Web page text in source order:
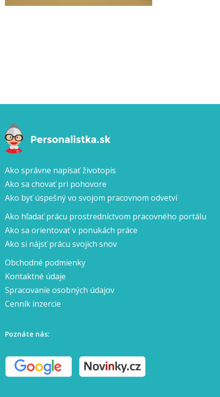
Ako správne napísať životopis
Ako sa chovať pri pohovore
Ako byť úspešný vo svojom pracovnom odvetví
Ako hľadať prácu prostredníctvom pracovného portálu
Ako sa orientovať v ponukách práce
Ako si nájsť prácu svojich snov
Obchodné podmienky
Kontaktné údaje
Spracovanie osobných údajov
Cenník inzercie
Poznáte nás: